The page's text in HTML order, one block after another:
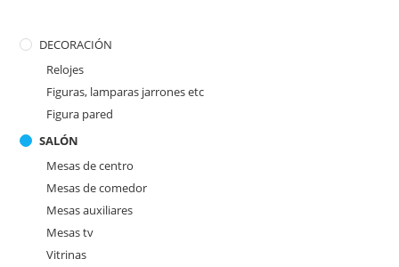
DECORACIÓN
Relojes
Figuras, lamparas jarrones etc
Figura pared
SALÓN
Mesas de centro
Mesas de comedor
Mesas auxiliares
Mesas tv
Vitrinas